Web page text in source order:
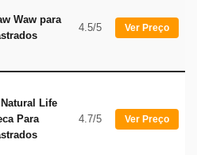
Waw para
4.5/5 Ver Preço
Life
Para
4.7/5 Ver Preço